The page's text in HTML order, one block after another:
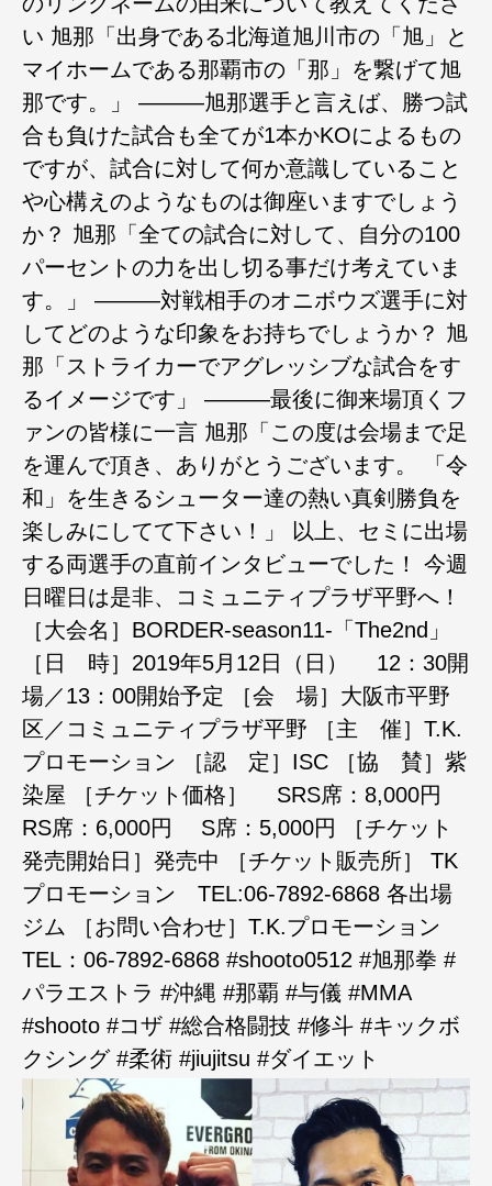
い 旭那「出身である北海道旭川市の「旭」と
マイホームである那覇市の「那」を繋げて旭
那です。」 ―――旭那選手と言えば、勝つ試
合も負けた試合も全てが1本かKOによるもの
ですが、試合に対して何か意識していること
や心構えのようなものは御座いますでしょう
か？ 旭那「全ての試合に対して、自分の100
パーセントの力を出し切る事だけ考えていま
す。」 ―――対戦相手のオニボウズ選手に対
してどのような印象をお持ちでしょうか？ 旭
那「ストライカーでアグレッシブな試合をす
るイメージです」 ―――最後に御来場頂くフ
ァンの皆様に一言 旭那「この度は会場まで足
を運んで頂き、ありがとうございます。 「令
和」を生きるシューター達の熱い真剣勝負を
楽しみにしてて下さい！」 以上、セミに出場
する両選手の直前インタビューでした！ 今週
日曜日は是非、コミュニティプラザ平野へ！
［大会名］BORDER-season11-「The2nd」
［日 時］2019年5月12日（日） 12：30開
場／13：00開始予定 ［会 場］大阪市平野
区／コミュニティプラザ平野 ［主 催］T.K.
プロモーション ［認 定］ISC ［協 賛］紫
染屋 ［チケット価格］ SRS席：8,000円
RS席：6,000円 S席：5,000円 ［チケット
発売開始日］発売中 ［チケット販売所］ TK
プロモーション TEL:06-7892-6868 各出場
ジム ［お問い合わせ］T.K.プロモーション
TEL：06-7892-6868 #shooto0512 #旭那拳 #
パラエストラ #沖縄 #那覇 #与儀 #MMA
#shooto #コザ #総合格闘技 #修斗 #キックボ
クシング #柔術 #jiujitsu #ダイエット